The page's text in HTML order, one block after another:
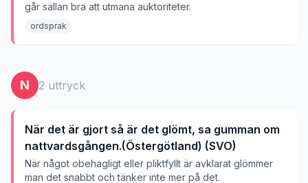
går sällan bra att utmana auktoriteter.
ordsprak
N 2 uttryck
När det är gjort så är det glömt, sa gumman om
nattvardsgången.(Östergötland) (SVO)
När något obehagligt eller pliktfyllt är avklarat glömmer
man det snabbt och tänker inte mer på det.